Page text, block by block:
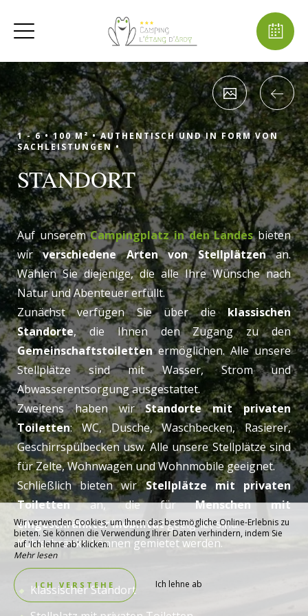
1 - 6 •100 M² •AUTHENTISCH UND IN FORM VON
SACHLEISTUNGEN •
STANDORT
Auf unseremCampingplatz in den Landesbieten
wirverschiedene Arten von Stellplätzenan.
Wählen Sie diejenige, die alle Ihre Wünsche nach
Natur und Abenteuer erfüllt.
Zunächst verfügen Sie über die klassischen
Standorte, die Ihnen den Zugang zu den
Gemeinschaftstoilettenermöglichen. Alle unsere
Stellplätze sind mit Wasser, Strom und
Abwasserentsorgung ausgestattet.
Zweitens haben wirStandorte mit privaten
Toiletten: WC, Dusche, Waschbecken, Rasierer,
Geschirrspülbecken usw. Alle unsere Stellplätze sind
für Zelte, Wohnwagen und Wohnmobile geeignet.
Schließlich bieten wirStellplätze mit privaten
Toilettenan, die fürMenschen mit
eingeschränkter Mobilitätgeeignet sind.
Kühlschränke können gemietet werden.
Klassischer Standort
Wir verwenden Cookies, um Ihnen das bestmögliche Online-Erlebnis zu
bieten. Sie können die Verwendung Ihrer Daten verhindern, indem Sie
auf 'Ich lehne ab' klicken.
Mehr lesen
ICH VERSTEHE Ich lehne ab